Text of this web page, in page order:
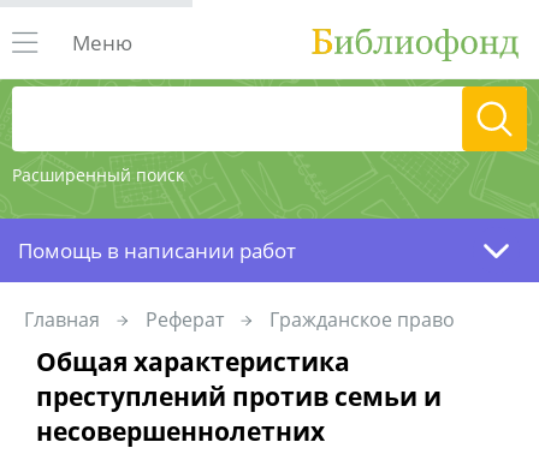
Расширенный поиск
Меню
Помощь в написании работ
Главная Реферат Гражданское право
Общая характеристика
преступлений против семьи и
несовершеннолетних